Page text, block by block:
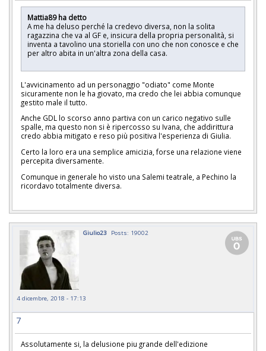
Mattia89 ha detto
A me ha deluso perché la credevo diversa, non la solita
ragazzina che va al GF e, insicura della propria personalità, si
inventa a tavolino una storiella con uno che non conosce e che
per altro abita in un'altra zona della casa.
L'avvicinamento ad un personaggio "odiato" come Monte
sicuramente non le ha giovato, ma credo che lei abbia comunque
gestito male il tutto.
Anche GDL lo scorso anno partiva con un carico negativo sulle
spalle, ma questo non si è ripercosso su Ivana, che addirittura
credo abbia mitigato e reso più positiva l'esperienza di Giulia.
Certo la loro era una semplice amicizia, forse una relazione viene
percepita diversamente.
Comunque in generale ho visto una Salemi teatrale, a Pechino la
ricordavo totalmente diversa.
Giulio23 Posts: 19002
4 dicembre, 2018 - 17:13
7
Assolutamente si, la delusione piu grande dell'edizione